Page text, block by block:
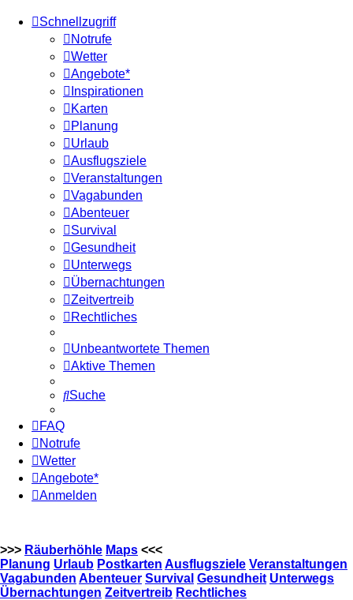
Schnellzugriff
Notrufe
Wetter
Angebote*
Inspirationen
Karten
Planung
Urlaub
Ausflugsziele
Veranstaltungen
Vagabunden
Abenteuer
Survival
Gesundheit
Unterwegs
Übernachtungen
Zeitvertreib
Rechtliches
Unbeantwortete Themen
Aktive Themen
Suche
FAQ
Notrufe
Wetter
Angebote*
Anmelden
>>> Räuberhöhle Maps <<<
Planung Urlaub Postkarten Ausflugsziele Veranstaltungen
Vagabunden Abenteuer Survival Gesundheit Unterwegs
Übernachtungen Zeitvertreib Rechtliches